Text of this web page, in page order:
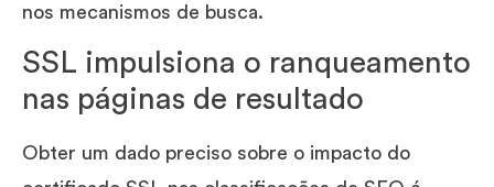
nos mecanismos de busca.
SSL impulsiona o ranqueamento
nas páginas de resultado
Obter um dado preciso sobre o impacto do